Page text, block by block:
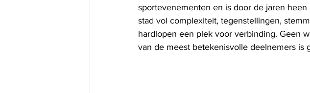
sportevenementen en is door de jaren
stad vol complexiteit, tegenstellingen,
hardlopen een plek voor verbinding. Geen
van de meest betekenisvolle deelnemers is